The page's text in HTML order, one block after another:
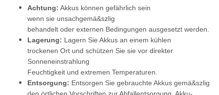
Achtung: Akkus können gefährlich sein
wenn sie unsachgemä&szlig
behandelt oder externen Bedingungen ausgesetzt werden.
Lagerung: Lagern Sie Akkus an einem kühlen
trockenen Ort und schützen Sie sie vor direkter
Sonneneinstrahlung
Feuchtigkeit und extremen Temperaturen.
Entsorgung: Entsorgen Sie gebrauchte Akkus gemä&szlig